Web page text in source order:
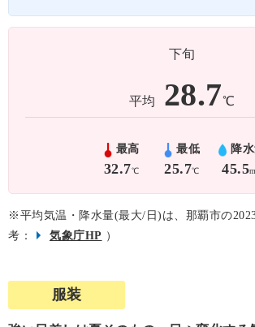
下旬
平均 28.7℃
最高
32.7℃
最低
25.7℃
降
45.5
※平均気温・降水量(最大/日)は、那覇市の
考：
気象庁HP ）
服装